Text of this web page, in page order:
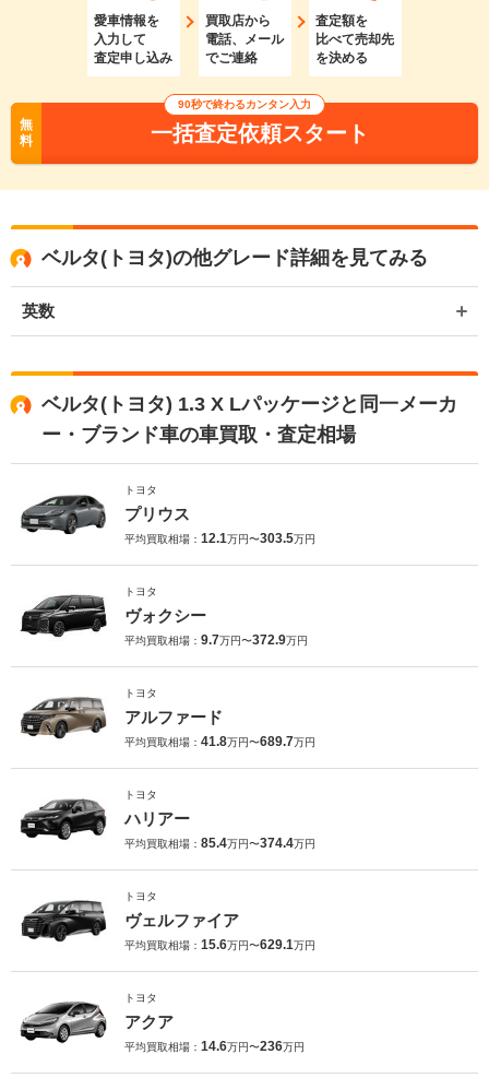
愛車情報を
入力して
査定申し込み
買取店から
電話、メール
でご連絡
査定額を
比べて売却先
を決める
無
料
90秒で終わるカンタン入力
一括査定依頼スタート
ベルタ(トヨタ)の他グレード詳細を見てみる
英数
ベルタ(トヨタ) 1.3 X Lパッケージと同一メーカ
ー・ブランド車の車買取・査定相場
トヨタ
プリウス
平均買取相場： 12.1万円〜303.5万円
トヨタ
ヴォクシー
平均買取相場： 9.7万円〜372.9万円
トヨタ
アルファード
平均買取相場： 41.8万円〜689.7万円
トヨタ
ハリアー
平均買取相場： 85.4万円〜374.4万円
トヨタ
ヴェルファイア
平均買取相場： 15.6万円〜629.1万円
トヨタ
アクア
平均買取相場： 14.6万円〜236万円